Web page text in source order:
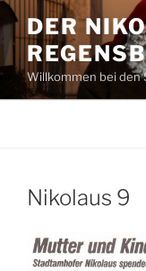
Zum
Inhalt
springen
DER
Willkommen bei den
Nikolaus 9